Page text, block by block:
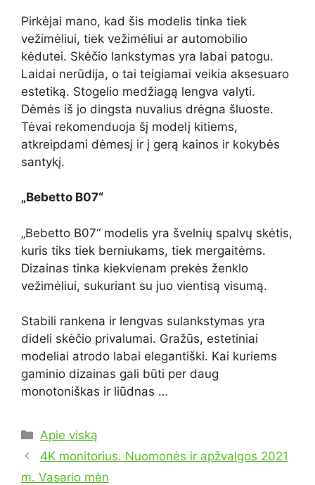
Pirkėjai mano, kad šis modelis tinka tiek
vežimėliui, tiek vežimėliui ar automobilio
kėdutei. Skėčio lankstymas yra labai patogu.
Laidai nerūdija, o tai teigiamai veikia aksesuaro
estetiką. Stogelio medžiagą lengva valyti.
Dėmės iš jo dingsta nuvalius drėgna šluoste.
Tėvai rekomenduoja šį modelį kitiems,
atkreipdami dėmesį ir į gerą kainos ir kokybės
santykį.
„Bebetto B07“
„Bebetto B07“ modelis yra švelnių spalvų skėtis,
kuris tiks tiek berniukams, tiek mergaitėms.
Dizainas tinka kiekvienam prekės ženklo
vežimėliui, sukuriant su juo vientisą visumą.
Stabili rankena ir lengvas sulankstymas yra
dideli skėčio privalumai. Gražūs, estetiniai
modeliai atrodo labai elegantiški. Kai kuriems
gaminio dizainas gali būti per daug
monotoniškas ir liūdnas …
Kategorijos
Apie viską
4K monitorius. Nuomonės ir apžvalgos 2021
m. Vasario mėn